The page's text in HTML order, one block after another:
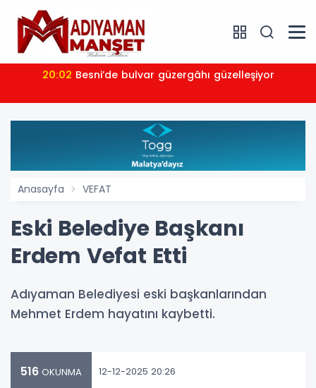
20:02 Besni’de bulvar güzergâhı güzelleşiyor
Anasayfa VEFAT
Eski Belediye Başkanı
Erdem Vefat Etti
Adıyaman Belediyesi eski başkanlarından
Mehmet Erdem hayatını kaybetti.
516 OKUNMA 12-12-2025 20:26